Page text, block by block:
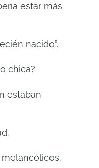
estar más
nacido”.
chica?
estaban